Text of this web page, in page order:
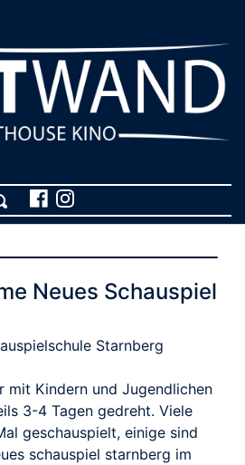
Neues Schauspiel
Starnberg
mit Kindern und Jugendlichen
3-4 Tagen gedreht. Viele
geschauspielt, einige sind
schauspiel starnberg im